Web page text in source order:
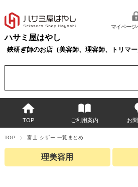
ハサミ屋はやし
鋏研ぎ師のお店（美容師、理容師、トリマー
マイページ
TOP ご利用案内 お
TOP 富士 シザー 一覧まとめ
理美容用